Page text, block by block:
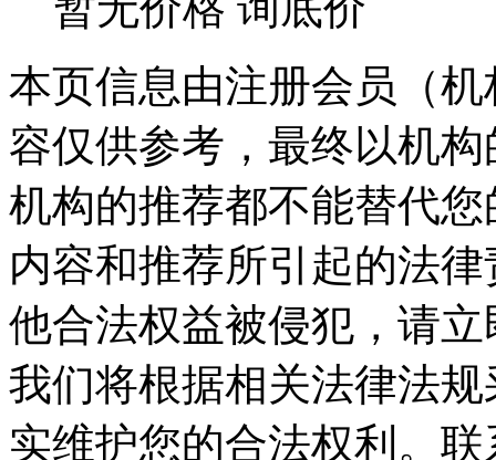
本页信息由注册会员（
容仅供参考，最终以机
机构的推荐都不能替代
内容和推荐所引起的法
他合法权益被侵犯，请
我们将根据相关法律法
实维护您的合法权利。